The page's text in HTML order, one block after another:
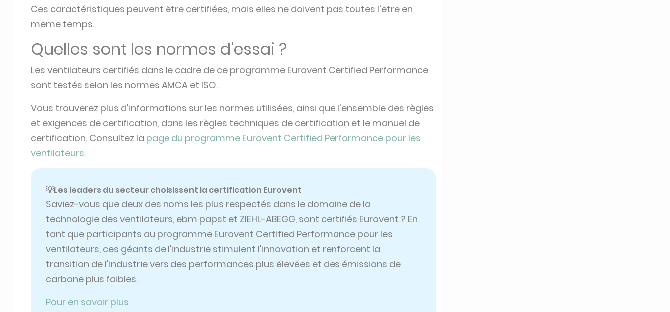
Ces caractéristiques peuvent être certifiées, mais elles ne doivent pas toutes l'être en
même temps.
Quelles sont les normes d'essai ?
Les ventilateurs certifiés dans le cadre de ce programme Eurovent Certified Performance
sont testés selon les normes AMCA et ISO.
Vous trouverez plus d'informations sur les normes utilisées, ainsi que l'ensemble des règles
et exigences de certification, dans les règles techniques de certification et le manuel de
certification. Consultez la page du programme Eurovent Certified Performance pour les
ventilateurs.
💡Les leaders du secteur choisissent la certification Eurovent
Saviez-vous que deux des noms les plus respectés dans le domaine de la
technologie des ventilateurs, ebm papst et ZIEHL-ABEGG, sont certifiés Eurovent ? En
tant que participants au programme Eurovent Certified Performance pour les
ventilateurs, ces géants de l'industrie stimulent l'innovation et renforcent la
transition de l'industrie vers des performances plus élevées et des émissions de
carbone plus faibles.
Pour en savoir plus